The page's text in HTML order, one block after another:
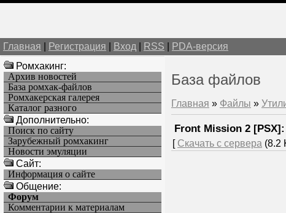
Главная Регистрация Вход RSS PDA-версия
Ромхакинг:
Архив новостей
База ромхак-файлов
Ромхакерская галерея
Каталог разного
Дополнительно:
Поиск по сайту
Зарубежный ромхакинг
Новости эмуляции
Cайт:
Информация о сайте
Общение:
Форум
Комментарии к материалам
База файлов
Главная » Файлы »
Front Mission 2
[ Скачать с сервера (8.2